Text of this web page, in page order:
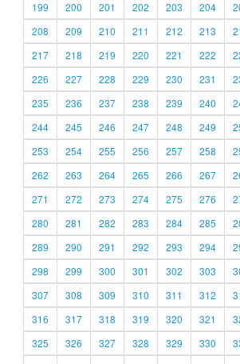
199
200 201 202 203 204
208
209 210 211 212 213
217
218 219 220 221 222
226
227 228 229 230 231
235
236 237 238 239 240
244
245 246 247 248 249
253
254 255 256 257 258
262
263 264 265 266 267
271
272 273 274 275 276
280
281 282 283 284 285
289
290 291 292 293 294
298
299 300 301 302 303
307
308 309 310 311 312
316
317 318 319 320 321
325
326 327 328 329 330